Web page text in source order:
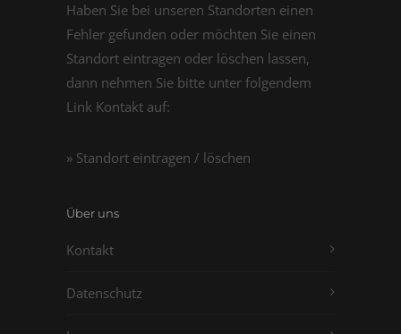
Haben Sie bei unseren Standorten einen
Fehler gefunden oder möchten Sie einen
Standort eintragen oder löschen lassen,
dann nehmen Sie bitte unter folgendem
Link Kontakt auf:
» Standort eintragen / löschen
Über uns
Kontakt
Datenschutz